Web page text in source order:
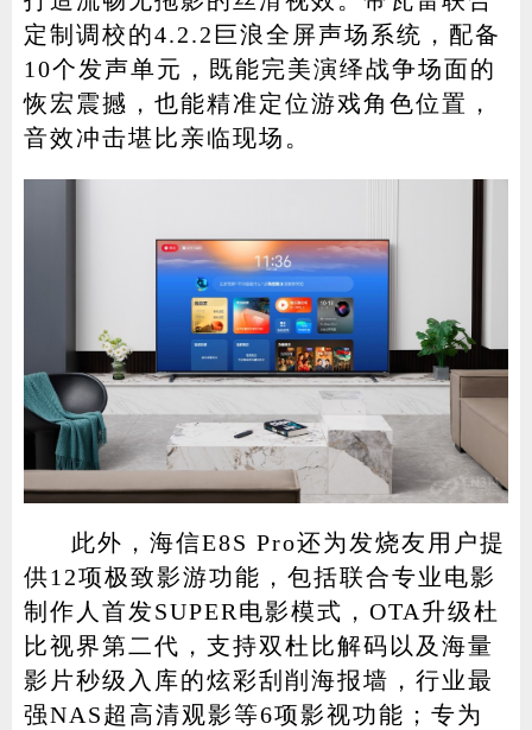
定制调校的4.2.2巨浪全屏声场系统，配备
10个发声单元，既能完美演绎战争场面的
恢宏震撼，也能精准定位游戏角色位置，
音效冲击堪比亲临现场。
此外，海信E8S Pro还为发烧友用户提
供12项极致影游功能，包括联合专业电影
制作人首发SUPER电影模式，OTA升级杜
比视界第二代，支持双杜比解码以及海量
影片秒级入库的炫彩刮削海报墙，行业最
强NAS超高清观影等6项影视功能；专为